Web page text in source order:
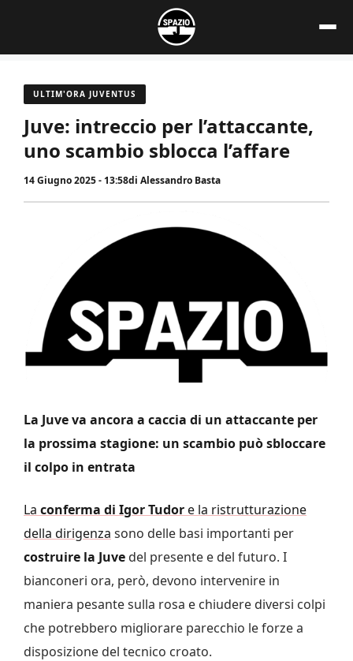
contenuto
ULTIM'ORA JUVENTUS
Juve: intreccio per l’attaccante,
uno scambio sblocca l’affare
14 Giugno 2025 - 13:58di Alessandro Basta
La Juve va ancora a caccia di un attaccante per
la prossima stagione: un scambio può sbloccare
il colpo in entrata
La conferma di Igor Tudore la ristrutturazione
della dirigenza sono delle basi importanti per
costruire la Juve del presente e del futuro. I
bianconeri ora, però, devono intervenire in
maniera pesante sulla rosa e chiudere diversi colpi
che potrebbero migliorare parecchio le forze a
disposizione del tecnico croato.